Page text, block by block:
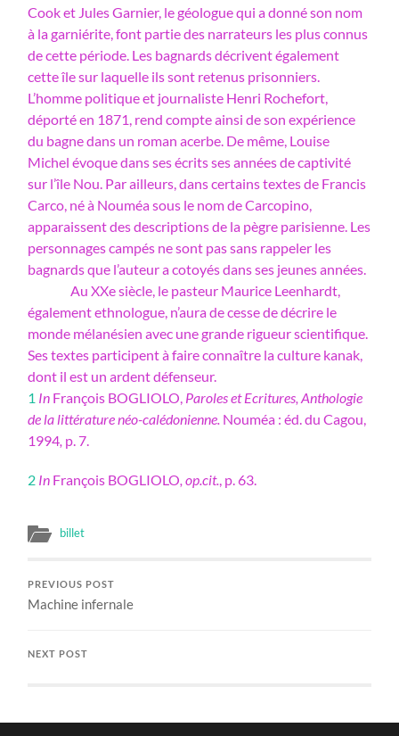
Cook et Jules Garnier, le géologue qui a donné son nom
à la garniérite, font partie des narrateurs les plus connus
de cette période. Les bagnards décrivent également
cette île sur laquelle ils sont retenus prisonniers.
L’homme politique et journaliste Henri Rochefort,
déporté en 1871, rend compte ainsi de son expérience
du bagne dans un roman acerbe. De même, Louise
Michel évoque dans ses écrits ses années de captivité
sur l’île Nou. Par ailleurs, dans certains textes de Francis
Carco, né à Nouméa sous le nom de Carcopino,
apparaissent des descriptions de la pègre parisienne. Les
personnages campés ne sont pas sans rappeler les
bagnards que l’auteur a cotoyés dans ses jeunes années.
Au XXe siècle, le pasteur Maurice Leenhardt,
également ethnologue, n’aura de cesse de décrire le
monde mélanésien avec une grande rigueur scientifique.
Ses textes participent à faire connaître la culture kanak,
dont il est un ardent défenseur.
1 In François BOGLIOLO, Paroles et Ecritures, Anthologie
de la littérature néo-calédonienne. Nouméa : éd. du Cagou,
1994 p. 7.
2 In François BOGLIOLO , op.cit. , p. 63.
billet
PREVIOUS POST
Machine infernale
NEXT POST